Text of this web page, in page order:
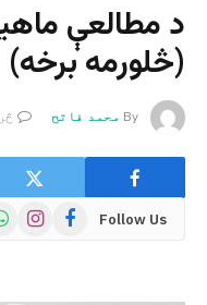
د مطالعې
(څلورمه برخه)
By محمد فاتح
Follow Us
Facebook